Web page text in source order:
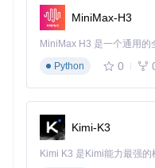
编辑config.json文件，设
创作流程：从灵感到成稿
：面对空白文档无从
解决方案
启动应用后遵循三步创作
MiniMax-H3
Python
0
Kimi-K3